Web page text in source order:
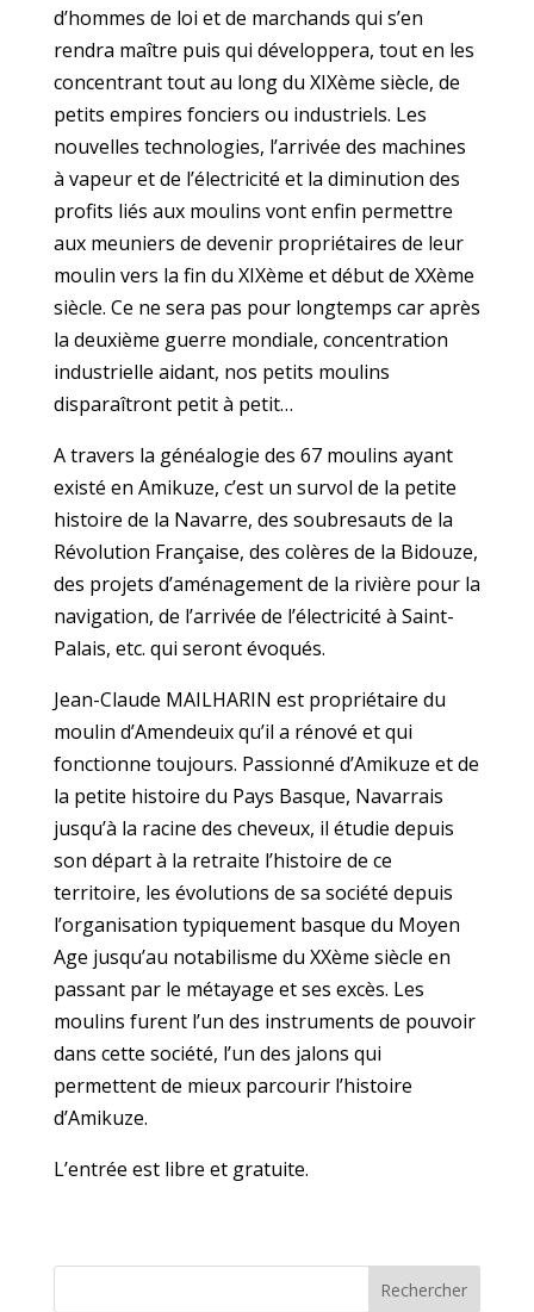
d’hommes de loi et de marchands qui s’en
rendra maître puis qui développera, tout en les
concentrant tout au long du XIXème siècle, de
petits empires fonciers ou industriels. Les
nouvelles technologies, l’arrivée des machines
à vapeur et de l’électricité et la diminution des
profits liés aux moulins vont enfin permettre
aux meuniers de devenir propriétaires de leur
moulin vers la fin du XIXème et début de XXème
siècle. Ce ne sera pas pour longtemps car après
la deuxième guerre mondiale, concentration
industrielle aidant, nos petits moulins
disparaîtront petit à petit…
A travers la généalogie des 67 moulins ayant
existé en Amikuze, c’est un survol de la petite
histoire de la Navarre, des soubresauts de la
Révolution Française, des colères de la Bidouze,
des projets d’aménagement de la rivière pour la
navigation, de l’arrivée de l’électricité à Saint-
Palais, etc. qui seront évoqués.
Jean-Claude MAILHARIN est propriétaire du
moulin d’Amendeuix qu’il a rénové et qui
fonctionne toujours. Passionné d’Amikuze et de
la petite histoire du Pays Basque, Navarrais
jusqu’à la racine des cheveux, il étudie depuis
son départ à la retraite l’histoire de ce
territoire, les évolutions de sa société depuis
l’organisation typiquement basque du Moyen
Age jusqu’au notabilisme du XXème siècle en
passant par le métayage et ses excès. Les
moulins furent l’un des instruments de pouvoir
dans cette société, l’un des jalons qui
permettent de mieux parcourir l’histoire
d’Amikuze.
L’entrée est libre et gratuite.
Rechercher